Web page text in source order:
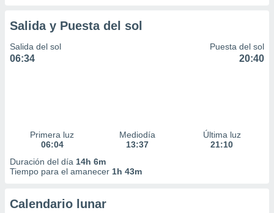
Salida y Puesta del sol
Salida del sol
06:34
Puesta del sol
20:40
Primera luz
06:04
Mediodía
13:37
Última luz
21:10
Duración del día 14h 6m
Tiempo para el amanecer 1h 43m
Calendario lunar